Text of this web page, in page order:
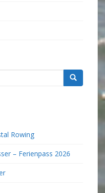
Rowing
– Ferienpass 2026